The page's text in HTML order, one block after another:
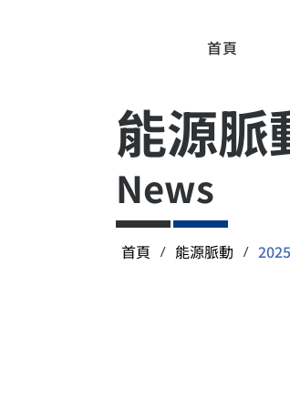
首頁
能源脈
News
首頁 / 能源脈動 /